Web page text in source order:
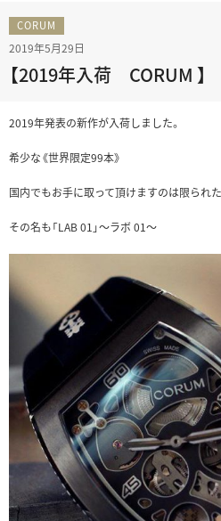
CORUM
2019年5月29日
【2019年入荷 CORUM 】
2019年発表の新作が入荷しました。
希少な《世界限定99本》
国内でもお手に取って頂けますのは限られ
その名も「LAB 01」〜ラボ 01〜